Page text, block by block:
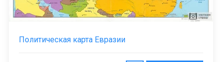
Политическая карта Евразии